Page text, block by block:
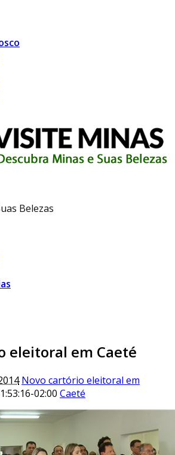
Belezas
eleitoral em Caeté
Novo cartório eleitoral em
02:00 Caeté